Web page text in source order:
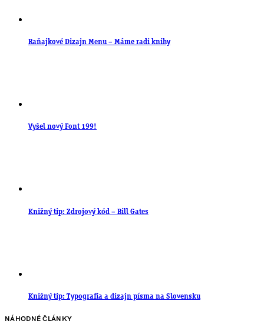
Raňajkové Dizajn Menu – Máme radi knihy
Vyšel nový Font 199!
Knižný tip: Zdrojový kód – Bill Gates
Knižný tip: Typografia a dizajn písma na Slovensku
NÁHODNÉ ČLÁNKY